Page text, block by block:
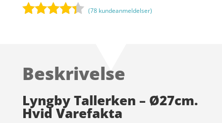
på
mmelser
(78 kundeanmeldelser)
Beskrivelse
Lyngby Tallerken – Ø27cm.
Hvid Varefakta